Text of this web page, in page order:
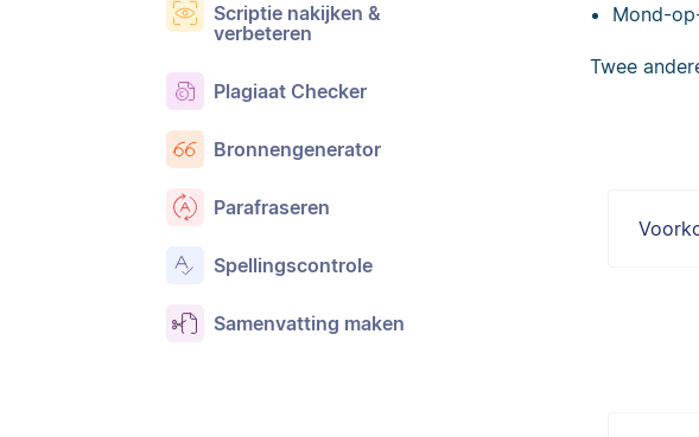
Scriptie nakijken &
verbeteren
Plagiaat Checker
Bronnengenerator
Parafraseren
Spellingscontrole
Samenvatting maken
Mond-
Twee